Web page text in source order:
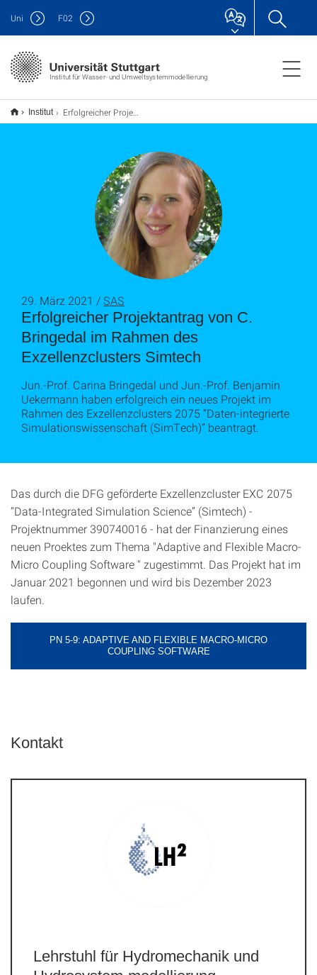
Institut für Wasser- und Umweltsystemmodellierung
Uni F02
Institut Erfolgreicher Projektantrag von C. Bringedal im Rahmen des Exzellenzclusters Simtech
Erfolgreicher Projektantrag von C.
Bringedal im Rahmen des
Exzellenzclusters Simtech
29. März 2021 /SAS
Jun.-Prof. Carina Bringedal und Jun.-Prof. Benjamin
Uekermann haben erfolgreich ein neues Projekt im
Rahmen des Exzellenzclusters 2075 “Daten-integrierte
Simulationswissenschaft (SimTech)” beantragt.
Das durch die DFG geförderte Exzellenzcluster EXC 2075
“Data-Integrated Simulation Science” (Simtech) -
Projektnummer 390740016 - hat der Finanzierung eines
neuen Proektes zum Thema "Adaptive and Flexible Macro-
Micro Coupling Software " zugestimmt. Das Projekt hat im
Januar 2021 begonnen und wird bis Dezember 2023
laufen.
PN 5-9: ADAPTIVE AND FLEXIBLE MACRO-MICRO
COUPLING SOFTWARE
Kontakt
Lehrstuhl für Hydromechanik und